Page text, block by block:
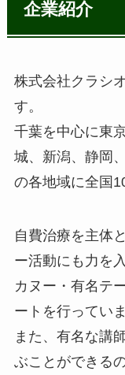
企業紹介
株式会社クラシ
す。
千葉を中心に東
城、新潟、静岡
の各地域に全国
自費治療を主体
ー活動にも力を
カヌー・有名テ
ートを行っていま
また、有名な講
ぶことができる